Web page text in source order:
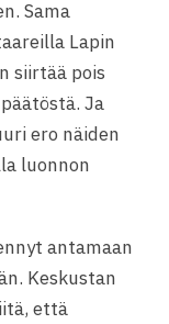
Sama
Lapin
siirtää pois
Ja
ero näiden
luonnon
antamaan
Keskustan
että